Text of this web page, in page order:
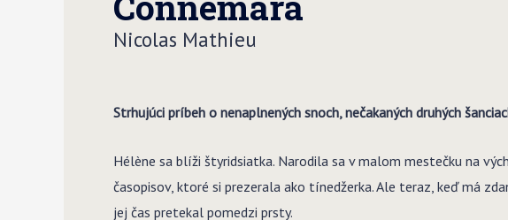
Nicolas Mathieu
Strhujúci príbeh o nenaplnených snoch, nečakaných druhých
Hélène sa blíži štyridsiatka. Narodila sa v malom mestečku na
časopisov, ktoré si prezerala ako tínedžerka. Ale teraz, keď má
jej čas pretekal pomedzi prsty.